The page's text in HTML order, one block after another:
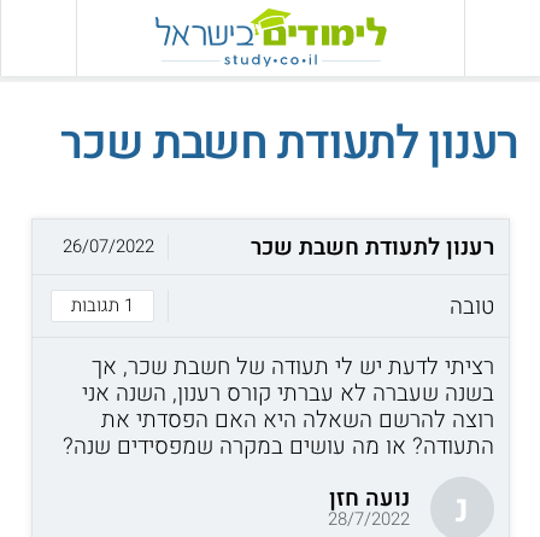
רענון לתעודת חשבת שכר
רענון לתעודת חשבת שכר
טובה
1 תגובות
26/07/2022
רציתי לדעת יש לי תעודה של חשבת שכר, אך
בשנה שעברה לא עברתי קורס רענון, השנה אני
רוצה להרשם השאלה היא האם הפסדתי את
התעודה? או מה עושים במקרה שמפסידים שנה?
נ נועה חזן
28/7/2022